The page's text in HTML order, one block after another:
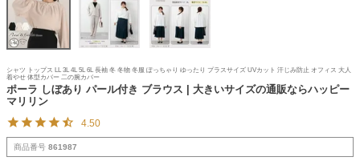
シャツ トップス LL 3L 4L 5L 6L 長袖 冬 冬物 冬服 ぽっちゃり ゆったり プラスサイズ UVカット 汗じみ防止 オフィス 大人
着やせ 体型カバー 二の腕カバー
ポーラ しぼあり パール付き ブラウス | 大きいサイズの通販ならハッピー
マリリン
4.50
商品番号 861987